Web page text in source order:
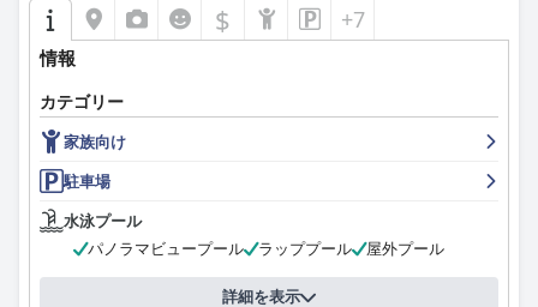
$ +7
情報
カテゴリー
家族向け
駐車場
水泳プール
パノラマビュープール
ラッププール 屋外プール
詳細を表示